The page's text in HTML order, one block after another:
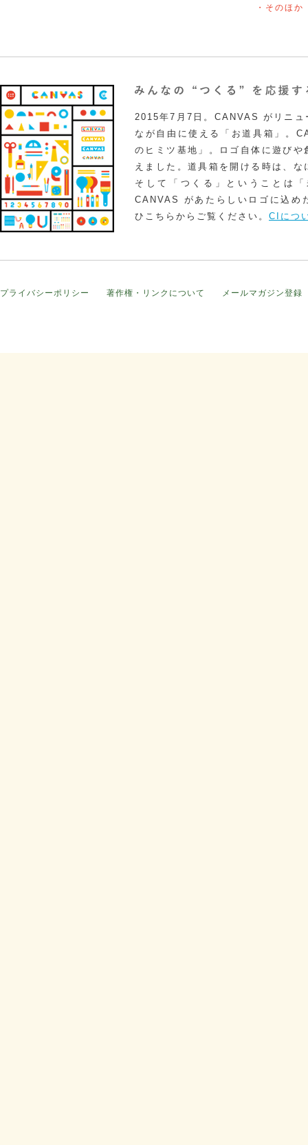
・そのほか
2015年7月7日。CANVAS がリニュ
なが自由に使える「お道具箱」。
のヒミツ基地」。ロゴ自体に遊び
えました。道具箱を開ける時は、
そして「つくる」ということは
CANVAS があたらしいロゴに込め
ひこちらからご覧ください。 CIにつ
プライバシーポリシー 著作権・リンクについて メールマガジン登録